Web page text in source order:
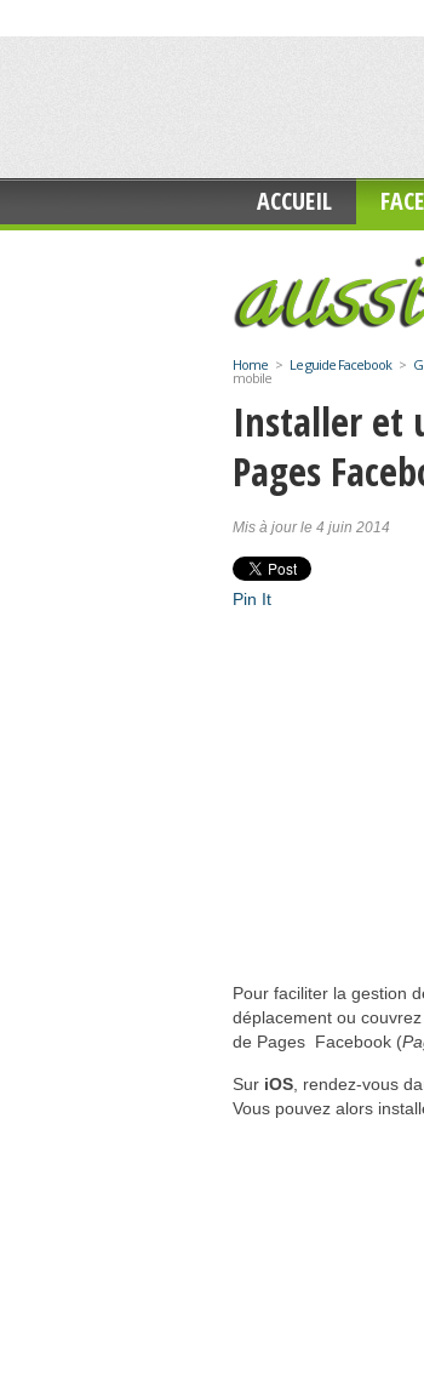
ACCUEIL
Home > Le guide Facebook>
mobile
Installer et
Pages
Mis à jour le 4 juin 2014
Pin It
Pour faciliter la gestion
déplacement ou
de Pages Facebook (
Sur iOS , rendez-vous
Vous pouvez alors